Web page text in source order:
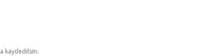
kaydedilsin.